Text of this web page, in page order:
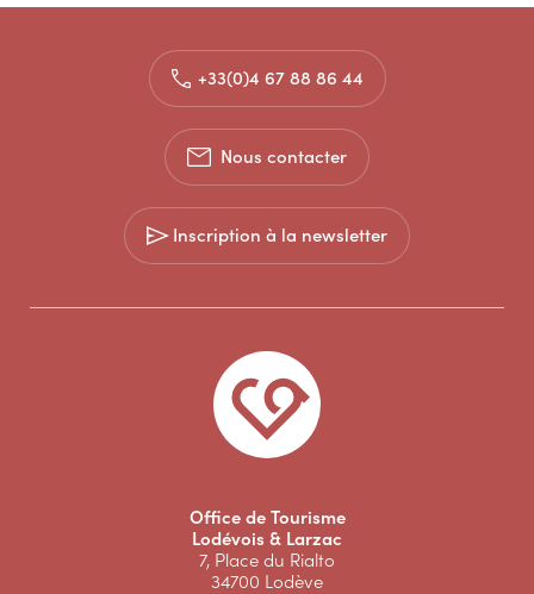
+33(0)4 67 88 86 44
Nous contacter
Inscription à la newsletter
Office de Tourisme
Lodévois & Larzac
7, Place du Rialto
34700 Lodève